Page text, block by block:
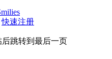
快速注册
后跳转到最后一页